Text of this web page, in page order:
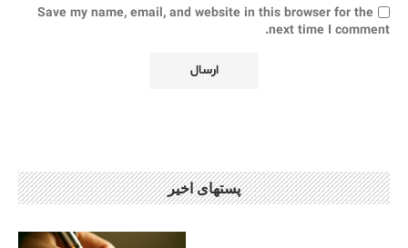
Save my name, email, and website in this browser for the
next time I comment.
پستهای اخیر